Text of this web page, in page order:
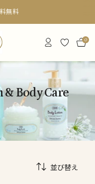
無料
0
& Body Care
並び替え